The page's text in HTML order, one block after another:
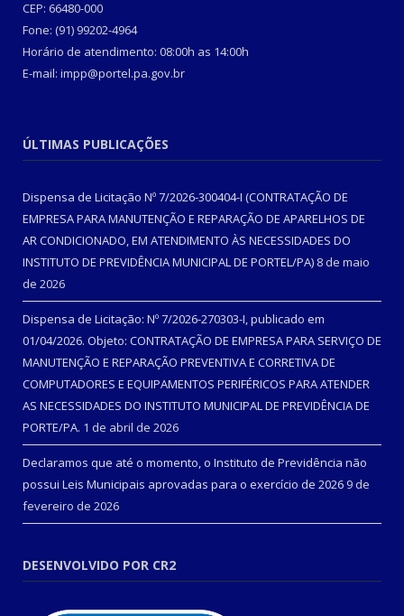
CEP: 66480-000
Fone: (91) 99202-4964
Horário de atendimento: 08:00h as 14:00h
E-mail: impp@portel.pa.gov.br
ÚLTIMAS PUBLICAÇÕES
Dispensa de Licitação Nº 7/2026-300404-I (CONTRATAÇÃO DE
EMPRESA PARA MANUTENÇÃO E REPARAÇÃO DE APARELHOS DE
AR CONDICIONADO, EM ATENDIMENTO ÀS NECESSIDADES DO
INSTITUTO DE PREVIDÊNCIA MUNICIPAL DE PORTEL/PA) 8 de maio
de 2026
Dispensa de Licitação: Nº 7/2026-270303-I, publicado em
01/04/2026. Objeto: CONTRATAÇÃO DE EMPRESA PARA SERVIÇO DE
MANUTENÇÃO E REPARAÇÃO PREVENTIVA E CORRETIVA DE
COMPUTADORES E EQUIPAMENTOS PERIFÉRICOS PARA ATENDER
AS NECESSIDADES DO INSTITUTO MUNICIPAL DE PREVIDÊNCIA DE
PORTE/PA. 1 de abril de 2026
Declaramos que até o momento, o Instituto de Previdência não
possui Leis Municipais aprovadas para o exercício de 2026 9 de
fevereiro de 2026
DESENVOLVIDO POR CR2